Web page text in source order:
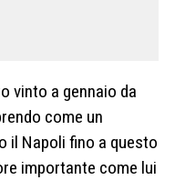
vinto a gennaio da
come un
il Napoli fino a questo
importante come lui